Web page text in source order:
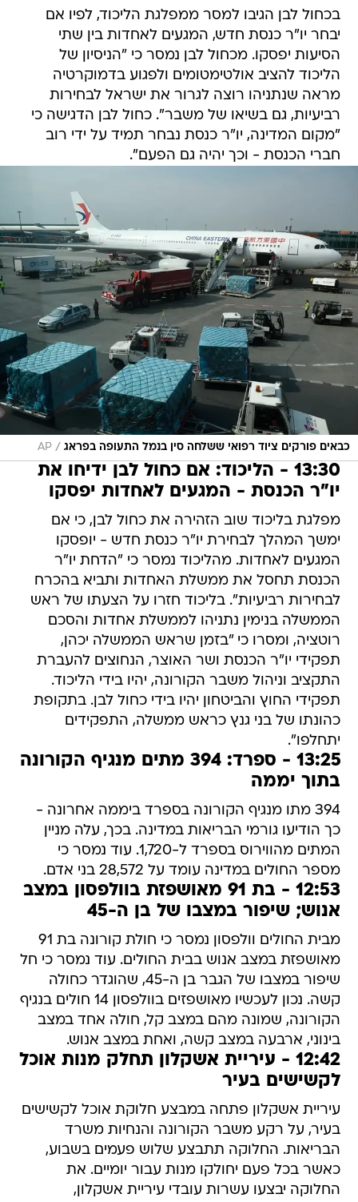
בכחול לבן הגיבו למסר ממפלגת הליכוד, לפיו אם
יבחר יו"ר כנסת חדש, המגעים לאחדות בין שתי
הסיעות יפסקו. מכחול לבן נמסר כי "הניסיון של
הליכוד להציב אולטימטומים ולפגוע בדמוקרטיה
מראה שנתניהו רוצה לגרור את ישראל לבחירות
רביעיות, גם בשיאו של משבר". כחול לבן הדגישה כי
"מקום המדינה, יו"ר כנסת נבחר תמיד על ידי רוב
חברי הכנסת - וכך יהיה גם הפעם".
כבאים פורקים ציוד רפואי ששלחה סין בנמל התעופה בפראג /
AP
13:30 - הליכוד: אם כחול לבן ידיחו את
יו"ר הכנסת - המגעים לאחדות יפסקו
מפלגת בליכוד שוב הזהירה את כחול לבן, כי אם
ימשך המהלך לבחירת יו"ר כנסת חדש - יופסקו
המגעים לאחדות. מהליכוד נמסר כי "הדחת יו"ר
הכנסת תחסל את ממשלת האחדות ותביא בהכרח
לבחירות רביעיות". בליכוד חזרו על הצעתו של ראש
הממשלה בנימין נתניהו לממשלת אחדות והסכם
רוטציה, ומסרו כי "בזמן שראש הממשלה יכהן,
תפקידי יו"ר הכנסת ושר האוצר, הנחוצים להעברת
התקציב וניהול משבר הקורונה, יהיו בידי הליכוד.
תפקידי החוץ והביטחון יהיו בידי כחול לבן. בתקופת
כהונתו של בני גנץ כראש ממשלה, התפקידים
יתחלפו".
13:25 - ספרד: 394 מתים מנגיף הקורונה
בתוך יממה
394 מתו מנגיף הקורונה בספרד ביממה אחרונה -
כך הודיעו גורמי הבריאות במדינה. בכך, עלה מניין
המתים מהווירוס בספרד ל-1,720. עוד נמסר כי
מספר החולים במדינה עומד על 28,572 בני אדם.
12:53 - בת 91 מאושפזת בוולפסון במצב
אנוש; שיפור במצבו של בן ה-45
מבית החולים וולפסון נמסר כי חולת קורונה בת 91
מאושפזת במצב אנוש בבית החולים. עוד נמסר כי חל
שיפור במצבו של הגבר בן ה-45, שהוגדר כחולה
קשה. נכון לעכשיו מאושפזים בוולפסון 14 חולים בנגיף
הקורונה, שמונה מהם במצב קל, חולה אחד במצב
בינוני, ארבעה במצב קשה, ואחת במצב אנוש.
12:42 - עיריית אשקלון תחלק מנות אוכל
לקשישים בעיר
עיריית אשקלון פתחה במבצע חלוקת אוכל לקשישים
בעיר, על רקע משבר הקורונה והנחיות משרד
הבריאות. החלוקה תתבצע שלוש פעמים בשבוע,
כאשר בכל פעם יחולקו מנות עבור יומיים. את
החלוקה יבצעו עשרות עובדי עיריית אשקלון,